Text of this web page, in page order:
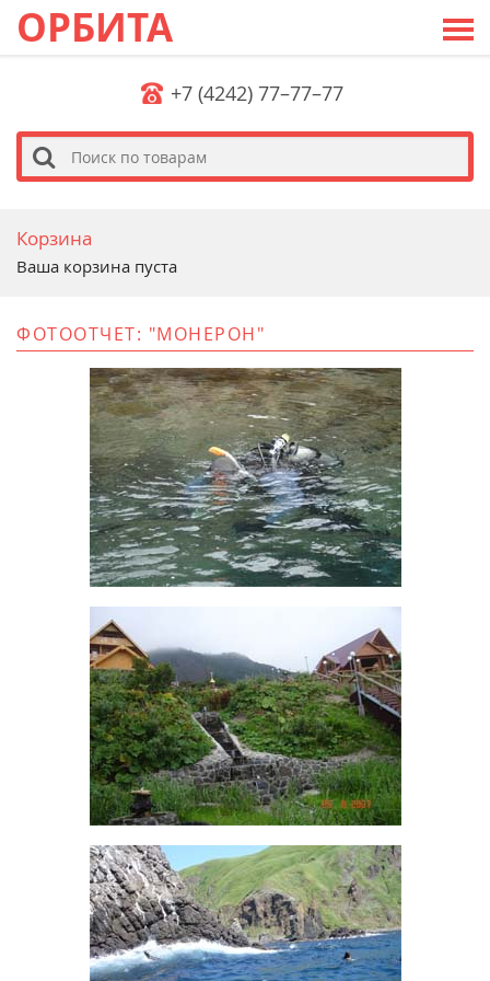
ОРБИТА
+7 (4242) 77–77–77
s
Корзина
Ваша корзина пуста
ФОТООТЧЕТ: "МОНЕРОН"